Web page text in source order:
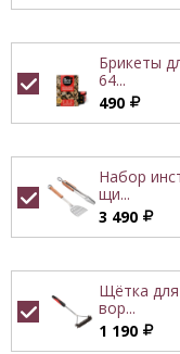
Брикеты
64...
490
Набор
щи...
3 490
Щётка для
вор...
1 190